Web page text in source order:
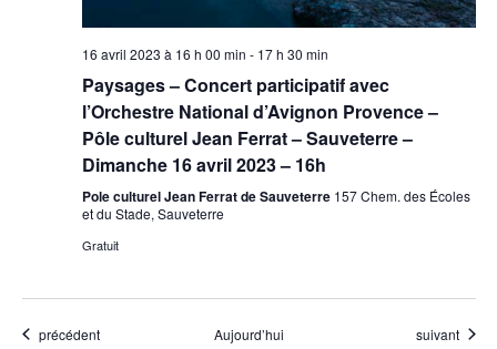
16 avril 2023 à 16 h 00 min - 17 h 30 min
Paysages – Concert participatif avec
l’Orchestre National d’Avignon Provence –
Pôle culturel Jean Ferrat – Sauveterre –
Dimanche 16 avril 2023 – 16h
Pole culturel Jean Ferrat de Sauveterre 157 Chem. des Écoles
et du Stade, Sauveterre
Gratuit
Évènements
précédent Aujourd’hui Évènements
suivant